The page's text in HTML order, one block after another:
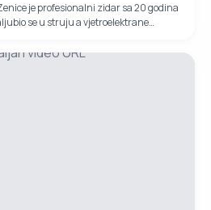
je profesionalni zidar sa 20 godina
se u struju a vjetroelektrane
video URL